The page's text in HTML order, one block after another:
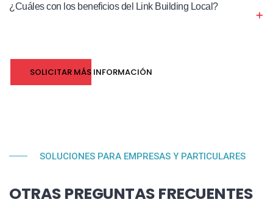
¿Cuáles con los beneficios del Link Building Local?
SOLICITAR MÁS INFORMACIÓN
SOLUCIONES PARA EMPRESAS Y PARTICULARES
OTRAS PREGUNTAS FRECUENTES